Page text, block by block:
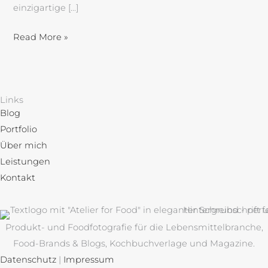
einzigartige […]
Read More »
Links
Blog
Portfolio
Über mich
Leistungen
Kontakt
Produkt- und Foodfotografie für die Lebensmittelbranche,
Food-Brands & Blogs, Kochbuchverlage und Magazine.
Datenschutz
Impressum